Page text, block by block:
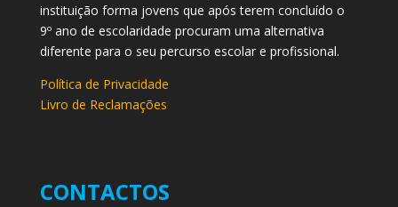
instituição forma jovens que após terem concluído o
9º ano de escolaridade procuram uma alternativa
diferente para o seu percurso escolar e profissional.
Política de Privacidade
Livro de Reclamações
CONTACTOS